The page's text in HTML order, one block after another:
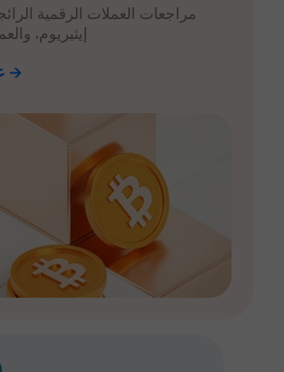
مراجعات العملات الرقمية
إيثيريوم،